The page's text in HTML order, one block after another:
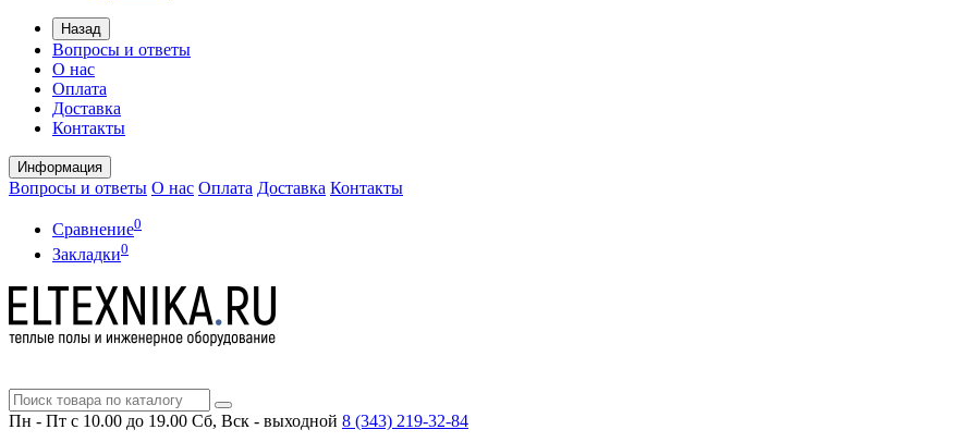
Назад
Вопросы и ответы
О нас
Оплата
Доставка
Контакты
Информация
Вопросы и ответы О нас Оплата Доставка Контакты
Сравнение0
Закладки0
Пн - Пт с 10.00 до 19.00 Сб, Вск - выходной 8 (343) 219-32-84